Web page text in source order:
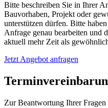
Bitte beschreiben Sie in Ihrer
Bauvorhaben, Projekt oder
unterstützen dürfen. Bitte
Anfrage genau bearbeiten und
aktuell mehr Zeit als
Jetzt Angebot anfragen
Zur Beantwortung Ihrer